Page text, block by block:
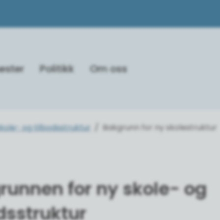
Politikk Om oss
og tilbodsstruktur Bakgrunn for ny skolestruktur
for ny skole- og